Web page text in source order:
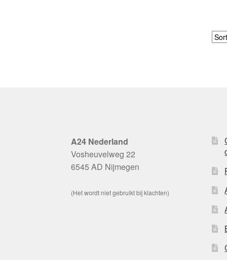
A24 Nederland
Vosheuvelweg 22
6545 AD Nijmegen
(Het wordt niet gebruikt bij klachten)